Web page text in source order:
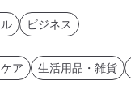
ビジネス
ア 生活用品・雑貨